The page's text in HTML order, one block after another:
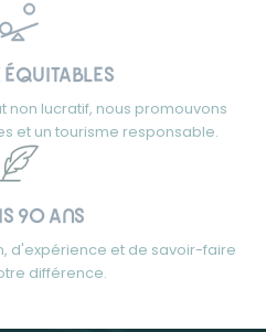
ÉQUITABLES
non lucratif, nous promouvons
et un tourisme responsable.
90 ANS
d'expérience et de savoir-faire
différence.